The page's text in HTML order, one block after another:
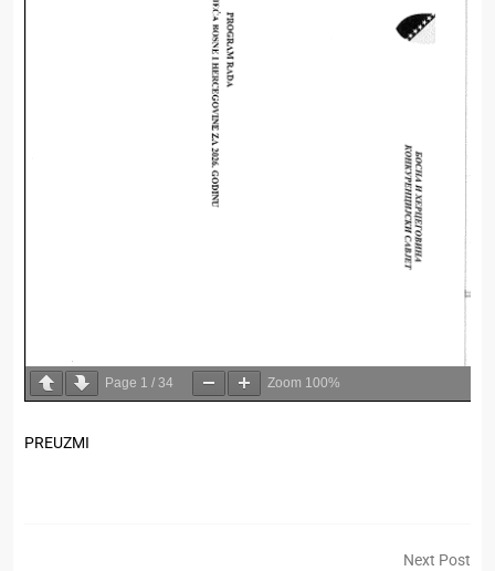
Page 1 / 34 Zoom 100%
PREUZMI
Next Post